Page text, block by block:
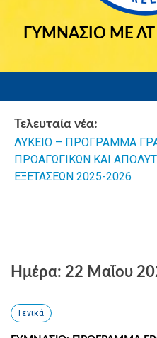
ΓΥΜΝΑΣΙΟ ΜΕ
Τελευταία νέα:
ΛΥΚΕΙΟ – ΠΡΟΓΡΑΜΜΑ
ΠΡΟΑΓΩΓΙΚΩΝ ΚΑΙ
ΕΞΕΤΑΣΕΩΝ 2025-2026
Ημέρα: 22 Μαΐου
Γενικά